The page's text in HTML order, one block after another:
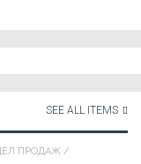
SEE ALL ITEMS
ПРОДАЖ /